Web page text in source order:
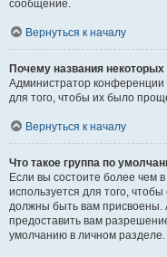
сообщение.
Вернуться к началу
Почему названия
Администратор конференции
для того, чтобы их было
Вернуться к началу
Что такое группа по
Если вы состоите более чем
используется для того,
должны быть вам
предоставить вам
умолчанию в личном разделе.